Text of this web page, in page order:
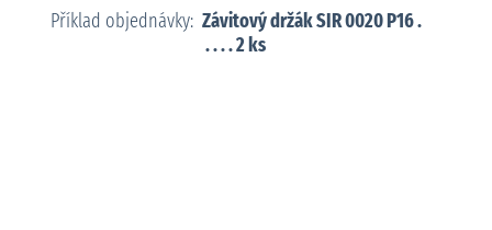
Příklad objednávky: Závitový držák SIR 0020 P16 .
. . . . 2 ks